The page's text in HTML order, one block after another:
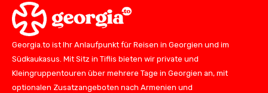
Georgia.to ist Ihr Anlaufpunkt für Reisen in Georgien und im
Südkaukasus. Mit Sitz in Tiflis bieten wir private und
Kleingruppentouren über mehrere Tage in Georgien an, mit
optionalen Zusatzangeboten nach Armenien und